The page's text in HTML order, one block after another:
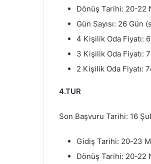
Dönüş Tarihi: 20-22
Gün Sayısı: 26 Gün
4 Kişilik Oda Fiyatı:
3 Kişilik Oda Fiyatı:
2 Kişilik Oda Fiyatı:
4.TUR
Son Başvuru Tarihi: 16
Gidiş Tarihi: 20-23
Dönüş Tarihi: 20-22